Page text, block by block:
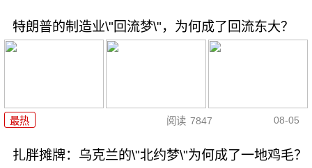
特朗普的制造业\"回流梦\"，为何成了回流东大？
最热 阅读 7847 08-05
扎胖摊牌：乌克兰的\"北约梦\"为何成了一地鸡毛？